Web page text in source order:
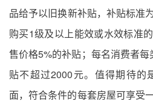
品给予以旧换新补贴，补贴标准
购买1级及以上能效或水效标准
售价格5%的补贴；每名消费者
贴不超过2000元。值得期待的
面，符合条件的每套房屋可享受